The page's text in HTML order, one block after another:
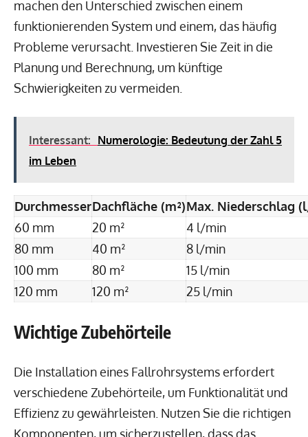
machen den Unterschied zwischen einem
funktionierenden System und einem, das häufig
Probleme verursacht. Investieren Sie Zeit in die
Planung und Berechnung, um künftige
Schwierigkeiten zu vermeiden.
Interessant: Numerologie: Bedeutung der Zahl 5
im Leben
DurchmesserDachfläche (m²)Max. Niederschlag
60 mm
20 m²
4 l/min
80 mm
40 m²
8 l/min
100 mm
80 m²
15 l/min
120 mm
120 m² 25 l/min
Wichtige Zubehörteile
Die Installation eines Fallrohrsystems erfordert
verschiedene Zubehörteile, um Funktionalität und
Effizienz zu gewährleisten. Nutzen Sie die richtigen
Komponenten, um sicherzustellen, dass das